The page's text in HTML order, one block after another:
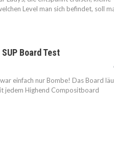
Level man sich befindet, soll
Board Test
einfach nur Bombe! Das Board
jedem Highend Compositboard